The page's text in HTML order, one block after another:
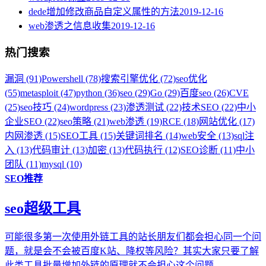
dede增加修改商品自定义属性的方法2019-12-16
web渗透之信息收集2019-12-16
热门搜索
漏洞 (91)Powershell (78)搜索引擎优化 (72)seo优化
(55)metasploit (47)python (36)seo (29)Go (29)百度seo (26)CVE
(25)seo技巧 (24)wordpress (23)渗透测试 (22)技术SEO (22)中小
企业SEO (22)seo策略 (21)web渗透 (19)RCE (18)网站优化 (17)
内网渗透 (15)SEO工具 (15)关键词排名 (14)web安全 (13)sql注
入 (13)代码审计 (13)加密 (13)代码执行 (12)SEO诊断 (11)中小
团队 (11)mysql (10)
SEO推荐
seo超级工具
可能很多第一次使用外链工具的站长朋友们都会担心同一个问
题，就是会不会被百度K站、降权等风险？其实大家只要了解